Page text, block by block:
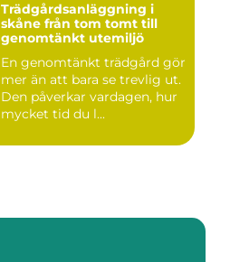
Trädgårdsanläggning i
skåne från tom tomt till
genomtänkt utemiljö
En genomtänkt trädgård gör
mer än att bara se trevlig ut.
Den påverkar vardagen, hur
mycket tid du l...